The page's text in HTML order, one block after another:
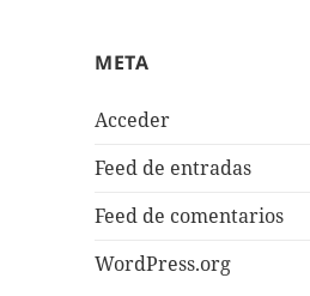
META
Acceder
Feed de entradas
Feed de comentarios
WordPress.org